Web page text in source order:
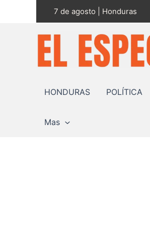
7 de agosto | Honduras
HONDURAS POLÍTICA
Mas